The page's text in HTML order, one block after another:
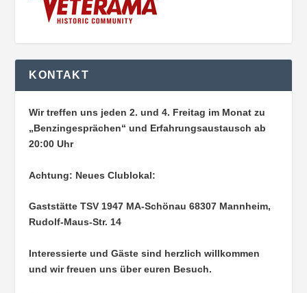
KONTAKT
Wir treffen uns jeden 2. und 4. Freitag im Monat zu
„Benzingesprächen“ und Erfahrungsaustausch ab
20:00 Uhr
Achtung: Neues Clublokal:
Gaststätte TSV 1947 MA-Schönau68307 Mannheim,
Rudolf-Maus-Str. 14
Interessierte und Gäste sind herzlich willkommen
und wir freuen uns über euren Besuch.